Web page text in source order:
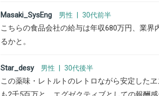
Masaki_SysEng 男性 | 30代前半
こちらの食品会社の給与は年収680万円、業
るかと。
Star_desy 男性 | 30代後半
この薬味・レトルトのレトロながら安定した